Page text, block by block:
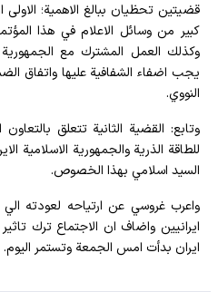
قضيتين تحظيان ببالغ الاهمية؛
كبير من وسائل الاعلام في هذا
وكذلك العمل المشترك مع الجمهورية
يجب اضفاء الشفافية عليها واتفاق
النووي.
وتابع: القضية الثانية تتعلق بالتعاون
للطاقة الذرية والجمهورية الاسلامية
السيد اسلامي بهذا الخصوص.
واعرب غروسي عن ارتياحه لعودته
ايرانيين واضاف ان الاجتماع ترك
ايران بدأت امس الجمعة وتستمر اليوم.